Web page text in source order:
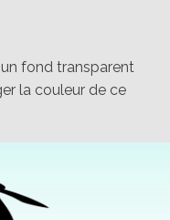
fond transparent
la couleur de ce